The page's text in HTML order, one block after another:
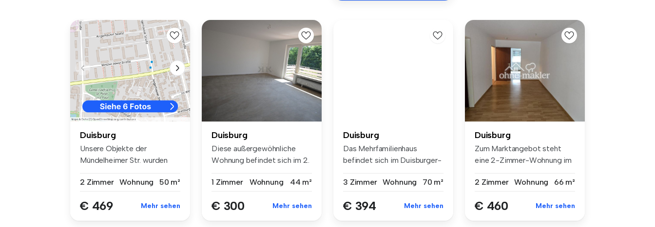
Duisburg
Unsere Objekte der
Mündelheimer Str. wurden
2 Zimmer
Wohnung 50 m²
€ 469 Mehr sehen
Duisburg
Diese außergewöhnliche
Wohnung befindet sich im 2.
1 Zimmer
Wohnung 44 m²
€ 300 Mehr sehen
Duisburg
Das Mehrfamilienhaus
befindet sich im Duisburger-
3 Zimmer
Wohnung 70 m²
€ 394 Mehr sehen
Duisburg
Zum Marktangebot steht
eine 2-Zimmer-Wohnung im
2 Zimmer
Wohnung 66 m²
€ 460 Mehr sehen